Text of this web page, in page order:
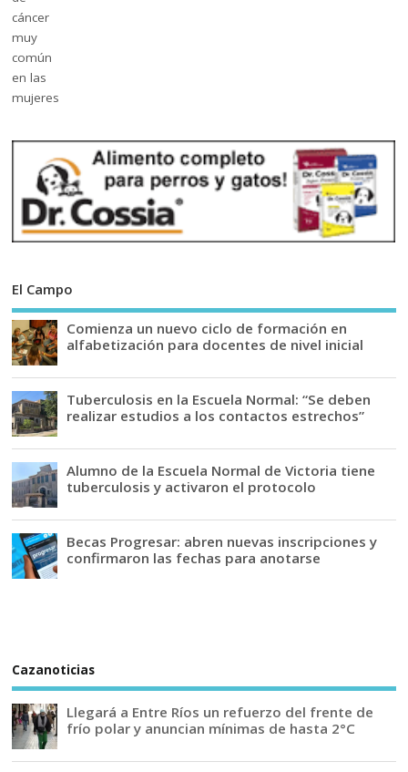
El Campo
Comienza un nuevo ciclo de formación en
alfabetización para docentes de nivel inicial
Tuberculosis en la Escuela Normal: “Se deben
realizar estudios a los contactos estrechos”
Alumno de la Escuela Normal de Victoria tiene
tuberculosis y activaron el protocolo
Becas Progresar: abren nuevas inscripciones y
confirmaron las fechas para anotarse
Cazanoticias
Llegará a Entre Ríos un refuerzo del frente de
frío polar y anuncian mínimas de hasta 2°C